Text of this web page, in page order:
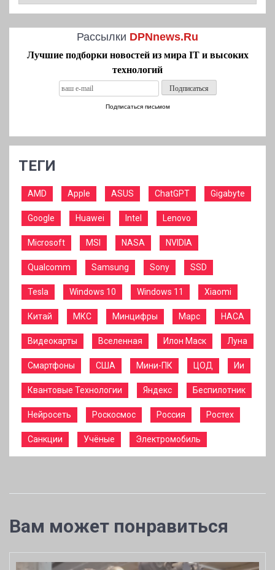
Рассылки DPNnews.Ru
Лучшие подборки новостей из мира IT и высоких
технологий
Подписаться письмом
ТЕГИ
AMD Apple ASUS ChatGPT Gigabyte
Google Huawei Intel Lenovo
Microsoft MSI NASA NVIDIA
Qualcomm Samsung Sony SSD
Tesla Windows 10 Windows 11 Xiaomi
Китай МКС Минцифры Марс НАСА
Видеокарты Вселенная Илон Маск Луна
Смартфоны США Мини-ПК ЦОД Ии
Квантовые Технологии Яндекс Беспилотник
Нейросеть Роскосмос Россия Ростех
Санкции Учёные Электромобиль
Вам может понравиться